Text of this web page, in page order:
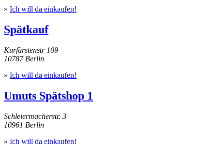
» Ich will da einkaufen!
Spätkauf
Kurfürstenstr 109
10787 Berlin
» Ich will da einkaufen!
Umuts Spätshop 1
Schleiermacherstr. 3
10961 Berlin
» Ich will da einkaufen!